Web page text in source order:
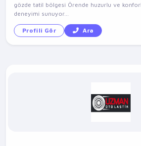
gözde tatil bölgesi Örende huzurlu ve
deneyimi sunuyor...
Profili Gör Ara